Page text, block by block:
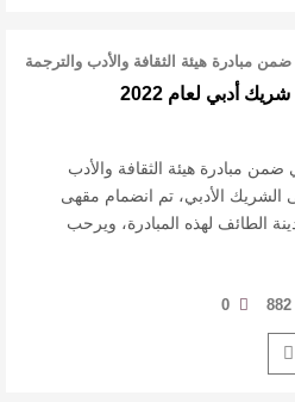
ضمن مبادرة هيئة الثقافة والأدب والترجمة
…
أدبي لعام 2022
ضمن مبادرة هيئة الثقافة والأدب
الأدبي، تم انضمام مقهى
الطائف لهذه المبادرة، ويرحب
882
0